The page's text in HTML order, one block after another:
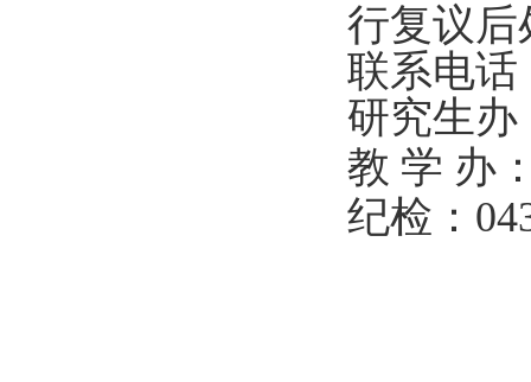
行复议后
联系电话
研究生办
教 学 办
纪检 ：